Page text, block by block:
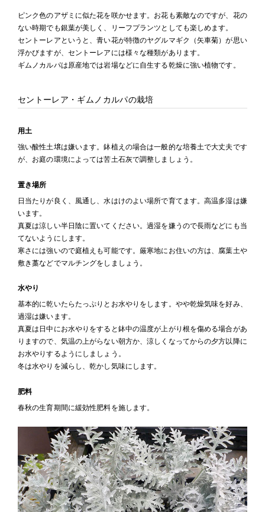
ピンク色のアザミに似た花を咲かせます。お花も素敵なのですが、花の
ない時期でも銀葉が美しく、リーフプランツとしても楽しめます。
セントーレアというと、青い花が特徴のヤグルマギク（矢車菊）が思い
浮かびますが、セントーレアには様々な種類があります。
ギムノカルパは原産地では岩場などに自生する乾燥に強い植物です。
セントーレア・ギムノカルパの栽培
用土
強い酸性土壌は嫌います。鉢植えの場合は一般的な培養土で大丈夫です
が、お庭の環境によっては苦土石灰で調整しましょう。
置き場所
日当たりが良く、風通し、水はけのよい場所で育てます。高温多湿は嫌
います。
真夏は涼しい半日陰に置いてください。過湿を嫌うので長雨などにも当
てないようにします。
寒さには強いので庭植えも可能です。厳寒地にお住いの方は、腐葉土や
敷き藁などでマルチングをしましょう。
水やり
基本的に乾いたらたっぷりとお水やりをします。やや乾燥気味を好み、
過湿は嫌います。
真夏は日中にお水やりをすると鉢中の温度が上がり根を傷める場合があ
りますので、気温の上がらない朝方か、涼しくなってからの夕方以降に
お水やりするようにしましょう。
冬は水やりを減らし、乾かし気味にします。
肥料
春秋の生育期間に緩効性肥料を施します。